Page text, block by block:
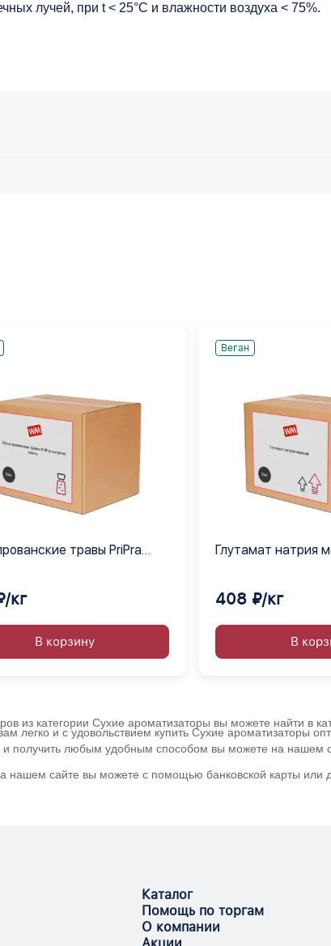
лучей, при t < 25°С и влажности воздуха < 75%.
травы PriPra
кг
В корзину
Веган
Глутамат натрия
408 ₽/кг
В
из категории Сухие ароматизаторы вы можете найти в
легко и с удовольствием купить Сухие ароматизаторы
и получить любым удобным способом вы можете на нашем
нашем сайте вы можете с помощью банковской карты или
Каталог
Помощь по торгам
О компании